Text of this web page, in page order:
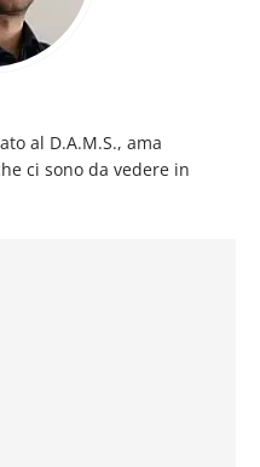
al D.A.M.S., ama
ci sono da vedere in